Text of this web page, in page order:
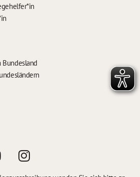
Bundesland